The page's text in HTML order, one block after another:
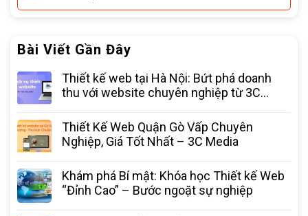
Bài Viết Gần Đây
Thiết kế web tại Hà Nội: Bứt phá doanh
thu với website chuyên nghiệp từ 3C
Thiết Kế Web Quận Gò Vấp Chuyên
Nghiệp, Giá Tốt Nhất – 3C Media
Khám phá Bí mật: Khóa học Thiết kế Web
“Đỉnh Cao” – Bước ngoặt sự nghiệp